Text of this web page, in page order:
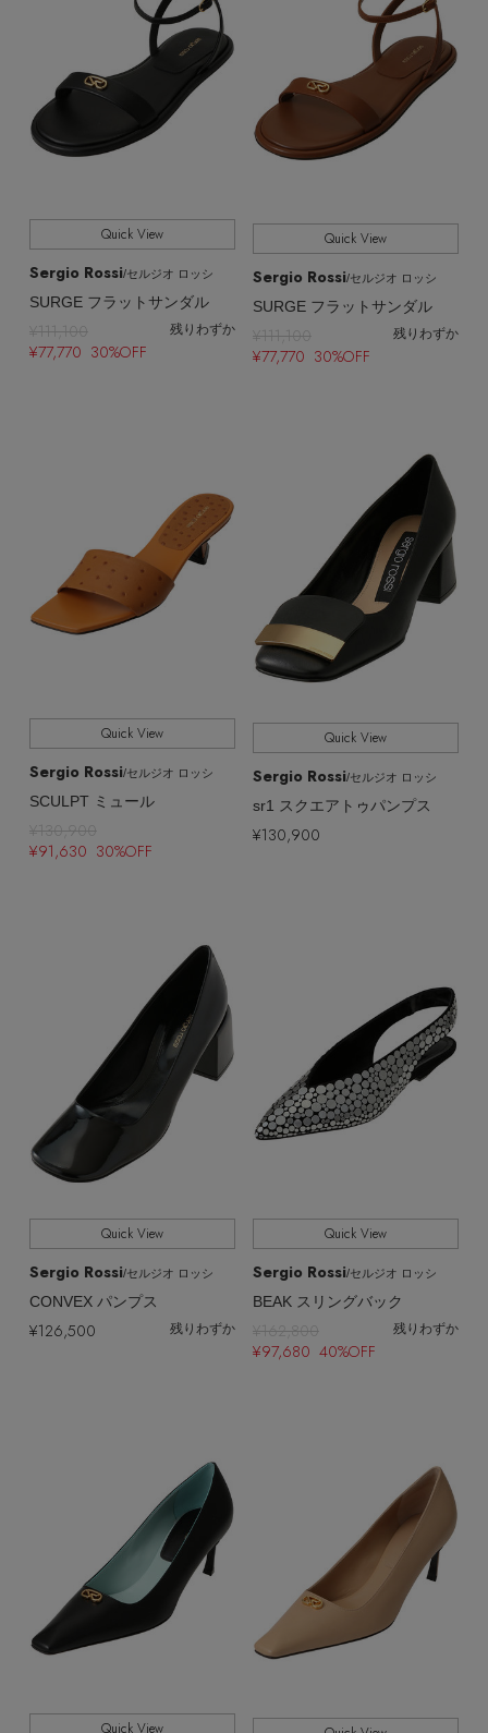
Quick View
Sergio Rossi/セルジオ ロッシ
SURGE フラットサンダル
¥111,100 残りわずか
¥77,770 30%OFF
Quick View
Sergio Rossi/セルジオ ロッシ
SURGE フラットサンダル
¥111,100 残りわずか
¥77,770 30%OFF
Quick View
Sergio Rossi/セルジオ ロッシ
SCULPT ミュール
¥130,900
¥91,630 30%OFF
Quick View
Sergio Rossi/セルジオ ロッシ
sr1 スクエアトゥパンプス
¥130,900
Quick View
Sergio Rossi/セルジオ ロッシ
CONVEX パンプス
¥126,500 残りわずか
Quick View
Sergio Rossi/セルジオ ロッシ
BEAK スリングバック
¥162,800 残りわずか
¥97,680 40%OFF
Quick View